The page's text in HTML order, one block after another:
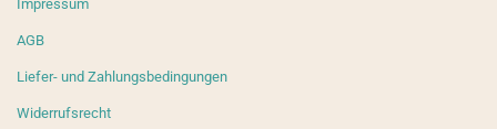
Impressum
AGB
Liefer- und Zahlungsbedingungen
Widerrufsrecht